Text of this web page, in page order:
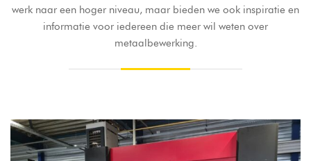
werk naar een hoger niveau, maar bieden we ook inspiratie en
informatie voor iedereen die meer wil weten over
metaalbewerking.